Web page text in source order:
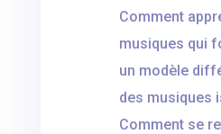
Comment
musiques qui
un modèle
des musiques
Comment se